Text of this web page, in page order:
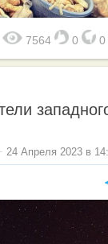
7564 0 0
24 Апреля 2023 в